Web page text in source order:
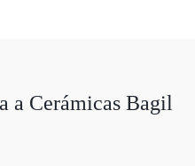
a Cerámicas Bagil